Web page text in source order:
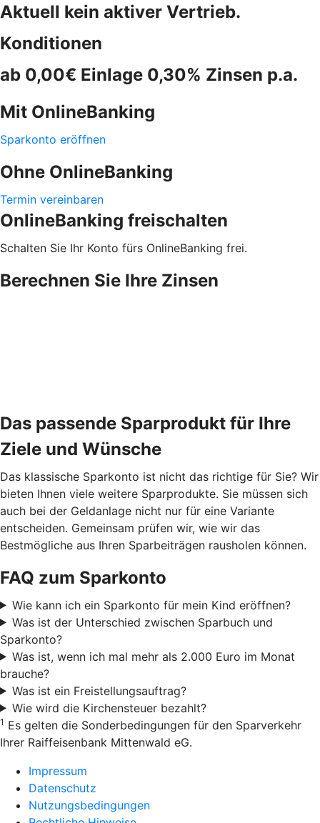
Aktuell kein aktiver Vertrieb.
Konditionen
ab 0,00€ Einlage 0,30% Zinsen p.a.
Mit OnlineBanking
Sparkonto eröffnen
Ohne OnlineBanking
Termin vereinbaren
OnlineBanking freischalten
Schalten Sie Ihr Konto fürs OnlineBanking frei.
Berechnen Sie Ihre Zinsen
Das passende Sparprodukt für Ihre
Ziele und Wünsche
Das klassische Sparkonto ist nicht das richtige für Sie? Wir
bieten Ihnen viele weitere Sparprodukte. Sie müssen sich
auch bei der Geldanlage nicht nur für eine Variante
entscheiden. Gemeinsam prüfen wir, wie wir das
Bestmögliche aus Ihren Sparbeiträgen rausholen können.
FAQ zum Sparkonto
Wie kann ich ein Sparkonto für mein Kind eröffnen?
Was ist der Unterschied zwischen Sparbuch und
Sparkonto?
Was ist, wenn ich mal mehr als 2.000 Euro im Monat
brauche?
Was ist ein Freistellungsauftrag?
Wie wird die Kirchensteuer bezahlt?
1 Es gelten die Sonderbedingungen für den Sparverkehr
Ihrer Raiffeisenbank Mittenwald eG.
Impressum
Datenschutz
Nutzungsbedingungen